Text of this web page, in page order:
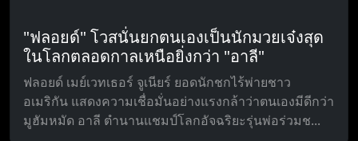
"ฟลอยด์" โวสนั่นยกตนเองเป็นนักมวยเจ๋งสุด
ในโลกตลอดกาลเหนือยิ่งกว่า "อาลี"
ฟลอยด์ เมย์เวทเธอร์ จูเนียร์ ยอดนักชกไร้พ่ายชาว
อเมริกัน แสดงความเชื่อมั่นอย่างแรงกล้าว่าตนเองมีดีกว่า
มูฮัมหมัด อาลี ตำนานแชมป์โลกอัจฉริยะรุ่นพ่อร่วมช...